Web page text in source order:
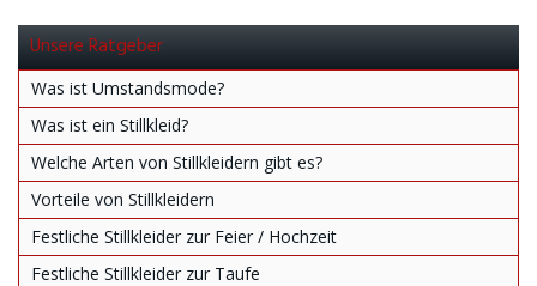
Unsere Ratgeber
Was ist Umstandsmode?
Was ist ein Stillkleid?
Welche Arten von Stillkleidern gibt es?
Vorteile von Stillkleidern
Festliche Stillkleider zur Feier / Hochzeit
Festliche Stillkleider zur Taufe